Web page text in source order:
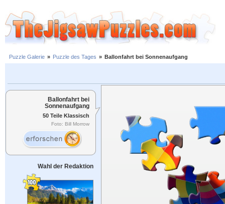
Puzzle Galerie » Puzzle des Tages » Ballonfahrt bei Sonnenaufgang
Ballonfahrt bei
Sonnenaufgang
50 Teile Klassisch
Foto: Bill Morrow
Wahl der Redaktion